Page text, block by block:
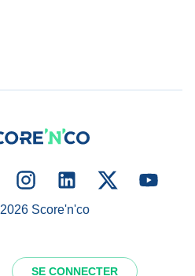
SE CONNECTER
2026Score'n'co